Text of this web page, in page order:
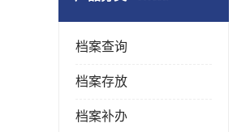
档案查询
档案存放
档案补办